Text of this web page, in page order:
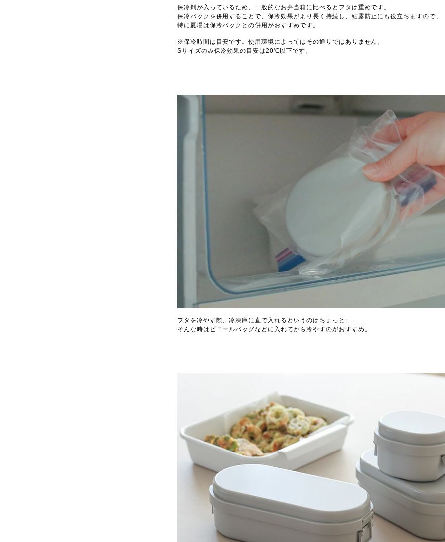
保冷剤が入っているため、一般的なお弁当箱に比べるとフタは重めです。
保冷バックを併用することで、保冷効果がより長く持続し、結露防止にも役立ちますので、
特に夏場は保冷バックとの併用がおすすめです。
※保冷時間は目安です。使用環境によってはその通りではありません。
Sサイズのみ保冷効果の目安は20℃以下です。
フタを冷やす際、冷凍庫に直で入れるというのはちょっと…
そんな時はビニールバッグなどに入れてから冷やすのがおすすめ。